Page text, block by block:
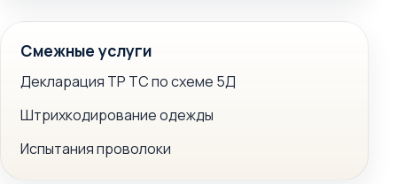
Смежные услуги
Декларация ТР ТС по схеме 5Д
Штрихкодирование одежды
Испытания проволоки